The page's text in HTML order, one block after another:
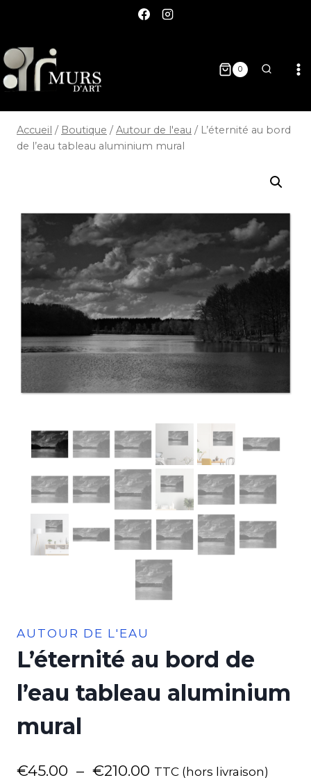
0
Accueil / Boutique / Autour de l'eau / L’éternité au bord
de l’eau tableau aluminium mural
AUTOUR DE L'EAU
L’éternité au bord de
l’eau tableau aluminium
mural
€45.00 – €210.00 TTC (hors livraison)